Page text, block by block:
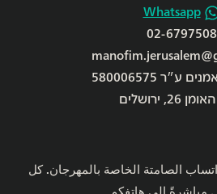
Whatsapp
02-6797508
580006575
26, ירושלים
الصامتة الخاصة بالمهرجان. كل